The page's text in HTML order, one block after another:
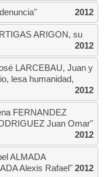
2012
ARIGON, su
2012
LARCEBAU, Juan y
lesa humanidad,
2012
FERNANDEZ
Juan Omar"
2012
ALMADA
Alexis Rafael" 2012